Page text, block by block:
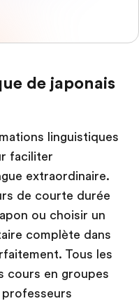
de japonais
linguistiques
faciliter
extraordinaire.
de courte durée
ou choisir un
complète dans
Tous les
cours en groupes